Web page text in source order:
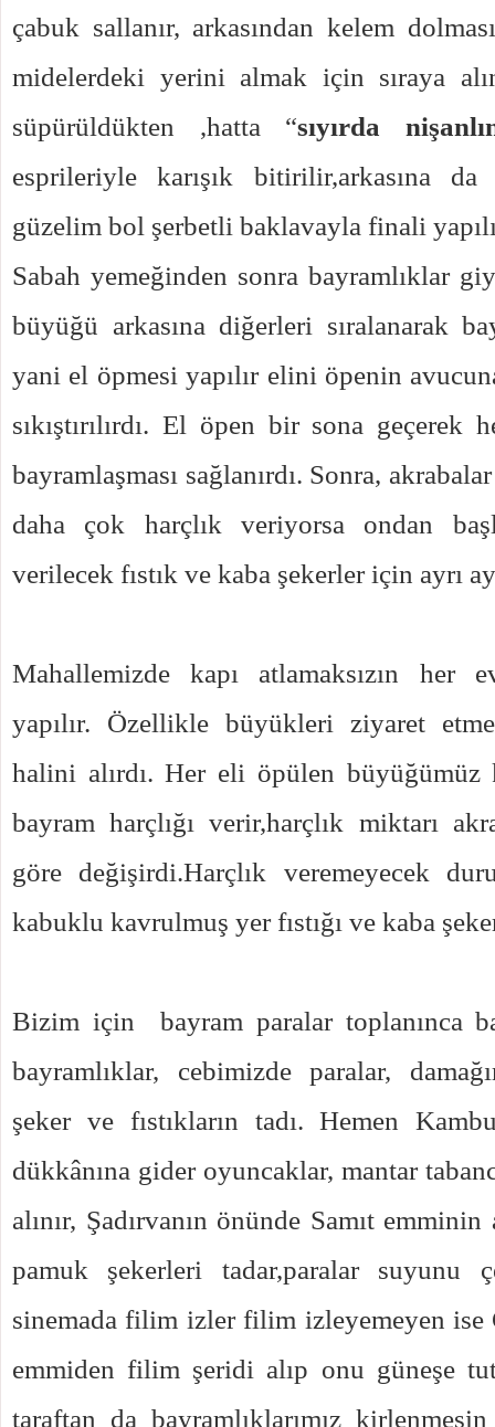
çabuk sallanır, arkasından kelem
midelerdeki yerini almak için sıraya
süpürüldükten ,hatta “sıyırda
esprileriyle karışık bitirilir,arkasına
güzelim bol şerbetli baklavayla finali
Sabah yemeğinden sonra bayramlıklar
büyüğü arkasına diğerleri sıralanarak
yani el öpmesi yapılır elini öpenin
sıkıştırılırdı. El öpen bir sona geçerek
bayramlaşması sağlanırdı. Sonra,
daha çok harçlık veriyorsa ondan
verilecek fıstık ve kaba şekerler için ayrı
Mahallemizde kapı atlamaksızın her
yapılır. Özellikle büyükleri ziyaret
halini alırdı. Her eli öpülen büyüğümüz
bayram harçlığı verir,harçlık miktarı
göre değişirdi.Harçlık veremeyecek
kabuklu kavrulmuş yer fıstığı ve kaba
Bizim için
bayram paralar toplanınca
bayramlıklar, cebimizde paralar,
şeker ve fıstıkların tadı. Hemen
dükkânına gider oyuncaklar, mantar
alınır, Şadırvanın önünde Samıt emminin
pamuk şekerleri tadar,paralar suyunu
sinemada filim izler filim izleyemeyen
emmiden filim şeridi alıp onu güneşe
taraftan da bayramlıklarımız